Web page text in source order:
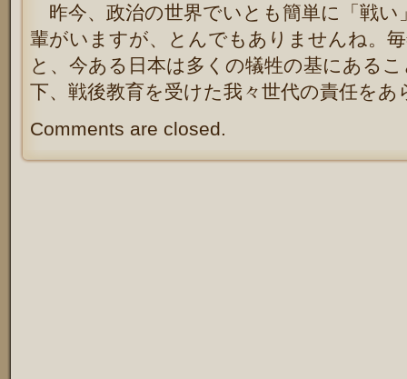
昨今、政治の世界でいとも簡単に「戦い
輩がいますが、とんでもありませんね。
と、今ある日本は多くの犠牲の基にある
下、戦後教育を受けた我々世代の責任を
Comments are closed.